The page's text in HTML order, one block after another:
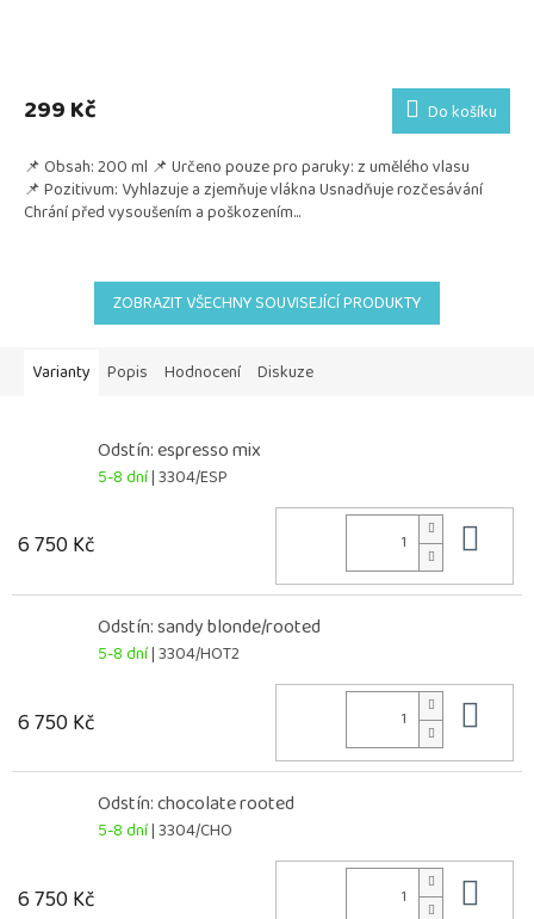
299 Kč Do košíku
📌 Obsah: 200 ml 📌 Určeno pouze pro paruky: z umělého vlasu
📌 Pozitivum: Vyhlazuje a zjemňuje vlákna Usnadňuje rozčesávání
Chrání před vysoušením a poškozením...
ZOBRAZIT VŠECHNY SOUVISEJÍCÍ PRODUKTY
Varianty Popis Hodnocení Diskuze
Odstín: espresso mix
5-8 dní| 3304/ESP
6 750 Kč
Odstín: sandy blonde/rooted
5-8 dní| 3304/HOT2
6 750 Kč
Odstín: chocolate rooted
5-8 dní| 3304/CHO
6 750 Kč